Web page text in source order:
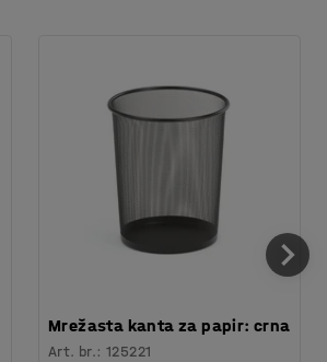
Mrežasta kanta za papir: crna
Art. br.:125221